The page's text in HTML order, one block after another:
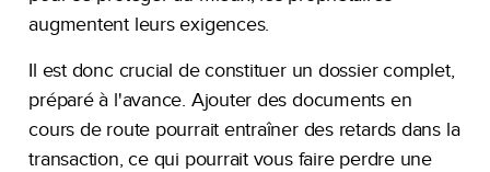
augmentent leurs exigences.
Il est donc crucial de constituer un dossier complet,
préparé à l'avance. Ajouter des documents en
cours de route pourrait entraîner des retards dans la
transaction, ce qui pourrait vous faire perdre une